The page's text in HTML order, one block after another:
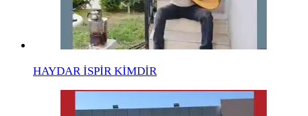
HAYDAR İSPİR KİMDİR